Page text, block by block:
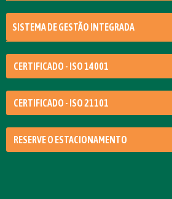
SISTEMA DE GESTÃO INTEGRADA
CERTIFICADO - ISO 14001
CERTIFICADO - ISO 21101
RESERVE O ESTACIONAMENTO